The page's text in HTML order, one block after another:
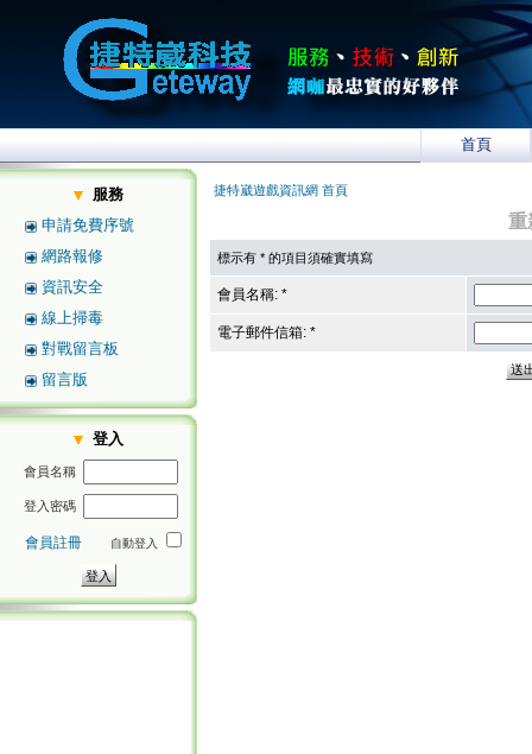
首頁
服務
申請免費序號
網路報修
資訊安全
線上掃毒
對戰留言板
留言版
登入
會員名稱
登入密碼
會員註冊 自動登入
捷特崴遊戲資訊網 首頁
重
標示有 * 的項目須確實填寫
會員名稱: *
電子郵件信箱: *